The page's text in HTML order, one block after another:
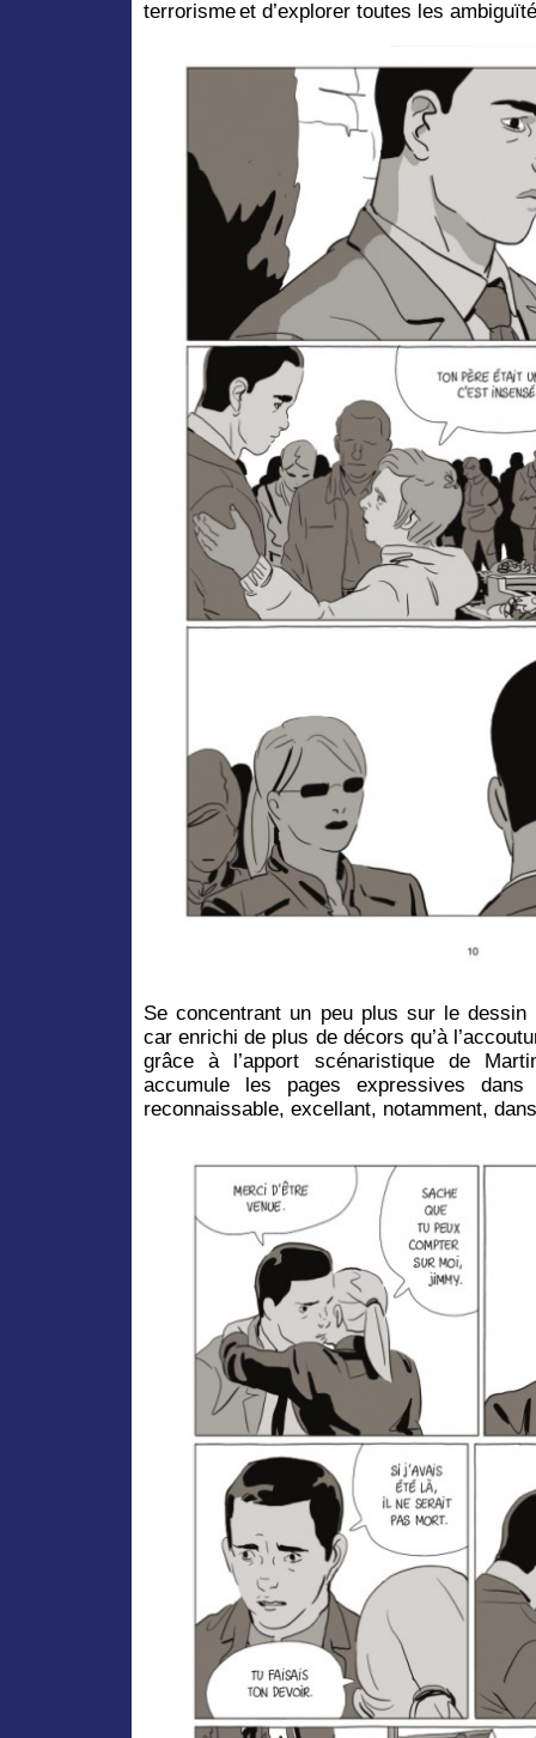
terrorisme et d’explorer toutes les
Se concentrant un peu plus sur le dessin
car enrichi de plus de décors qu’à
grâce à l’apport scénaristique de
accumule les pages expressives
reconnaissable, excellant, notamment,